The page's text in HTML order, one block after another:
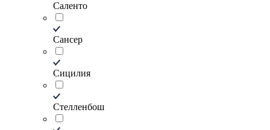
Саленто
Сансер
Сицилия
Стелленбош